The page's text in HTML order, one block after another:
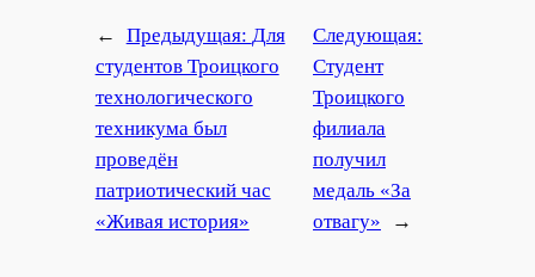
← Предыдущая: Для
студентов Троицкого
технологического
техникума был
проведён
патриотический час
«Живая история»
Следующая:
Студент
Троицкого
филиала
получил
медаль «За
отвагу»
→